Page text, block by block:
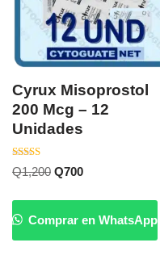
Cyrux Misoprostol
200 Mcg – 12
Unidades
Valorado
con
Q1,200 Q700
Comprar en WhatsApp